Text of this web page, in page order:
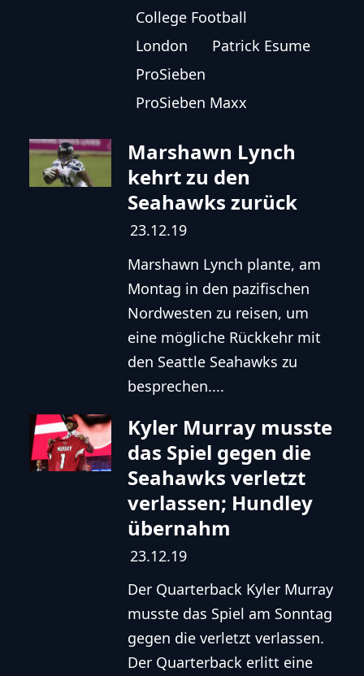
College Football
London
Patrick Esume
ProSieben
ProSieben Maxx
Marshawn Lynch
kehrt zu den
Seahawks zurück
23.12.19
Marshawn Lynch plante, am
Montag in den pazifischen
Nordwesten zu reisen, um
eine mögliche Rückkehr mit
den Seattle Seahawks zu
besprechen....
Kyler Murray musste
das Spiel gegen die
Seahawks verletzt
verlassen; Hundley
übernahm
23.12.19
Der Quarterback Kyler Murray
musste das Spiel am Sonntag
gegen die verletzt verlassen.
Der Quarterback erlitt eine